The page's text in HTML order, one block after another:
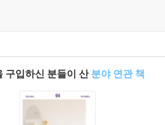
구입하신 분들이 산 분야 연관 책